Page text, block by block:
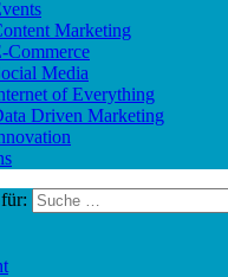
Marketing
Commerce
Media
of Everything
Driven Marketing